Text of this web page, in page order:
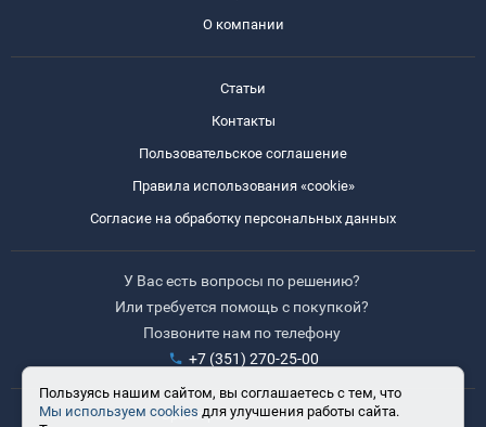
О компании
Статьи
Контакты
Пользовательское соглашение
Правила использования «cookie»
Согласие на обработку персональных данных
У Вас есть вопросы по решению?
Или требуется помощь с покупкой?
Позвоните нам по телефону
+7 (351) 270-25-00
Время работы: 8:30-17:30
Пользуясь нашим сайтом, вы соглашаетесь с тем, что
Мы используем cookies для улучшения работы сайта.